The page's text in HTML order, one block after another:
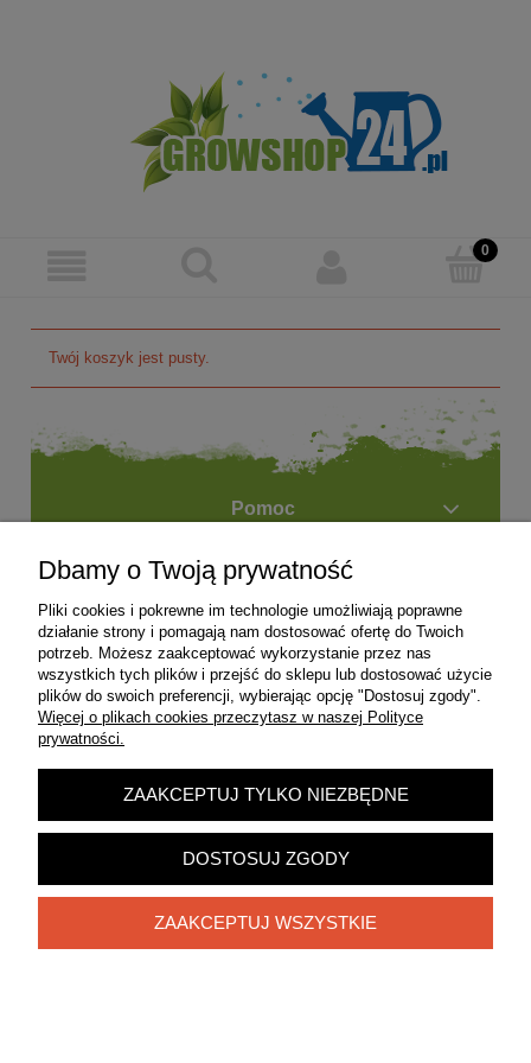
Twój koszyk jest pusty.
Pomoc
Moje konto
Płatności i dostawa
Informacje
Zadzwoń do nas!572 313 145
POKAŻ PEŁNĄ WERSJĘ STRONY
Dbamy o Twoją prywatność
Pliki cookies i pokrewne im technologie umożliwiają poprawne
działanie strony i pomagają nam dostosować ofertę do Twoich
potrzeb. Możesz zaakceptować wykorzystanie przez nas
wszystkich tych plików i przejść do sklepu lub dostosować użycie
plików do swoich preferencji, wybierając opcję "Dostosuj zgody".
Więcej o plikach cookies przeczytasz w naszej Polityce
prywatności.
ZAAKCEPTUJ TYLKO NIEZBĘDNE
DOSTOSUJ ZGODY
ZAAKCEPTUJ WSZYSTKIE